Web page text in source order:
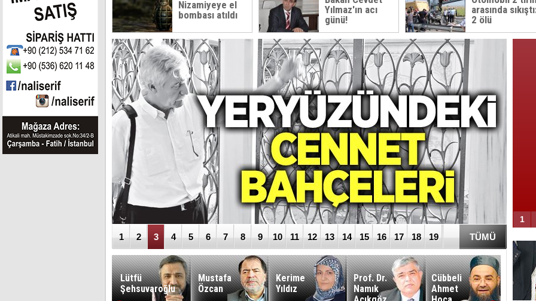
Nizamiyeye el
bombası atıldı
Yılmaz'ın acı
günü!
arasında
2 ölü
1 2 3 4 5 6 7 8 9 10 11 12 13 14 15 16 17 18 19 TÜMÜ
Lütfü
Şehsuvaroğlu
Mustafa
Özcan
Kerime
Yıldız
Prof. Dr.
Namık
Cübbeli
Ahmet
Çiçek
İşte PKK’nın kaos planı
Şehit eşinden çözüm süreci
tepkisi
1